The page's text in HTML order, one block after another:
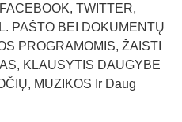
TWITTER,
PAŠTO BEI DOKUMENTŲ
PROGRAMOMIS, ŽAISTI
KLAUSYTIS DAUGYBE
MUZIKOS Ir Daug